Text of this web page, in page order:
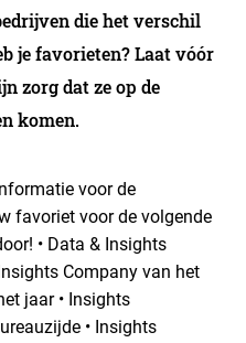
die het verschil
je favorieten? Laat vóór
zorg dat ze op de
komen.
voor de
favoriet voor de volgende
• Data & Insights
Company van het
jaar• Insights
• Insights